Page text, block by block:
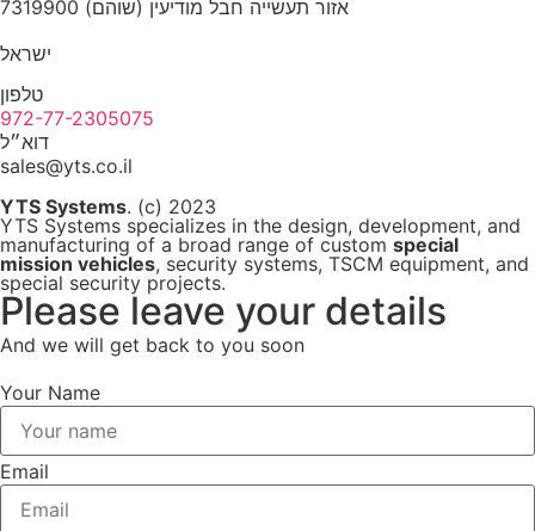
אזור תעשייה חבל מודיעין (שוהם) 7319900
ישראל
טלפון
972-77-2305075
דוא״ל
sales@yts.co.il
YTS Systems. (c) 2023
YTS Systems specializes in the design, development, and
manufacturing of a broad range of custom special
mission vehicles, security systems, TSCM equipment, and
special security projects.
Please leave your details
And we will get back to you soon
Your Name
Email